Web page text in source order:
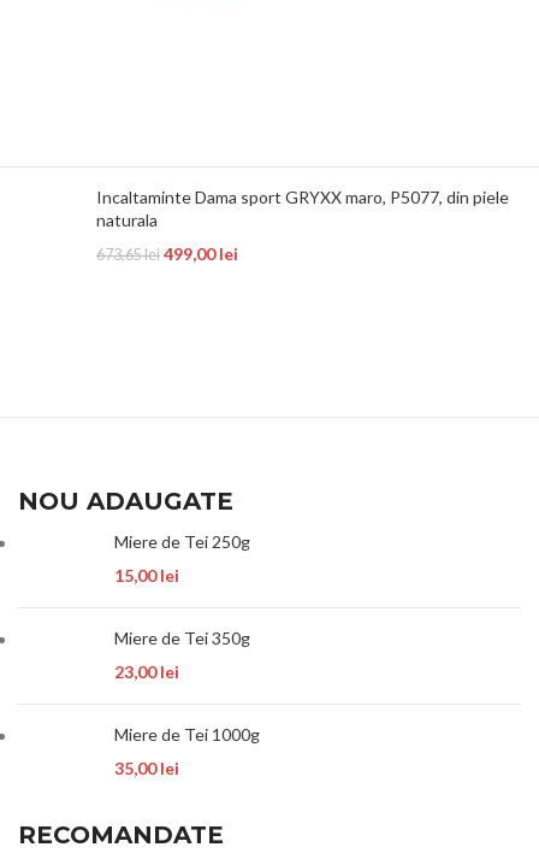
Incaltaminte Dama sport GRYXX maro, P5077, din piele
naturala
673,65lei 499,00lei
NOU ADAUGATE
Miere de Tei 250g
15,00lei
Miere de Tei 350g
23,00lei
Miere de Tei 1000g
35,00lei
RECOMANDATE